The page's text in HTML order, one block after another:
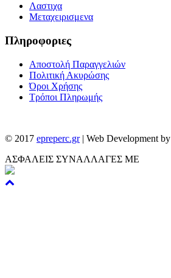
Λαστιχα
Μεταχειρισμενα
Πληροφοριες
Αποστολή Παραγγελιών
Πολιτική Ακυρώσης
Όροι Χρήσης
Τρόποι Πληρωμής
© 2017 epreperc.gr| Web Development by
ΑΣΦΑΛΕΙΣ ΣΥΝΑΛΛΑΓΕΣ ΜΕ